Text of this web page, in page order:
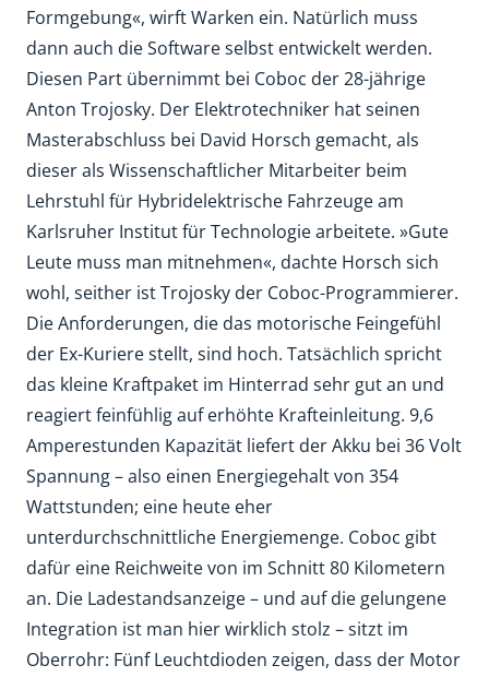
Formgebung«, wirft Warken ein. Natürlich muss
dann auch die Software selbst entwickelt werden.
Diesen Part übernimmt bei Coboc der 28-jährige
Anton Trojosky. Der Elektrotechniker hat seinen
Masterabschluss bei David Horsch gemacht, als
dieser als Wissenschaftlicher Mitarbeiter beim
Lehrstuhl für Hybridelektrische Fahrzeuge am
Karlsruher Institut für Technologie arbeitete. »Gute
Leute muss man mitnehmen«, dachte Horsch sich
wohl, seither ist Trojosky der Coboc-Programmierer.
Die Anforderungen, die das motorische Feingefühl
der Ex-Kuriere stellt, sind hoch. Tatsächlich spricht
das kleine Kraftpaket im Hinterrad sehr gut an und
reagiert feinfühlig auf erhöhte Krafteinleitung. 9,6
Amperestunden Kapazität liefert der Akku bei 36 Volt
Spannung – also einen Energiegehalt von 354
Wattstunden; eine heute eher
unterdurchschnittliche Energiemenge. Coboc gibt
dafür eine Reichweite von im Schnitt 80 Kilometern
an. Die Ladestandsanzeige – und auf die gelungene
Integration ist man hier wirklich stolz – sitzt im
Oberrohr: Fünf Leuchtdioden zeigen, dass der Motor